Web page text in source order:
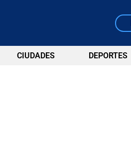
CIUDADES DEPORTES